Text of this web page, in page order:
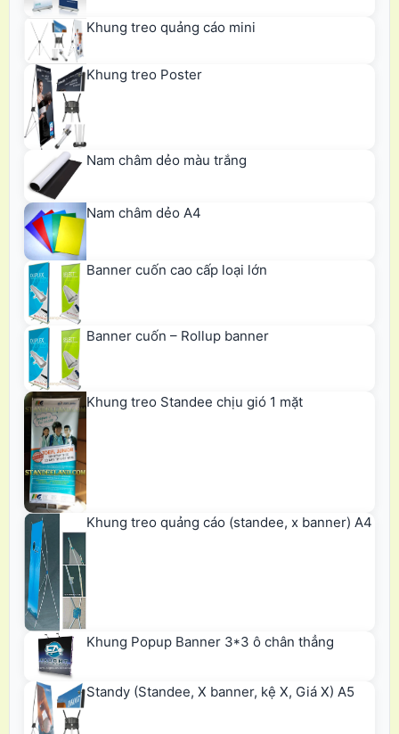
Khung treo quảng cáo mini
Khung treo Poster
Nam châm dẻo màu trắng
Nam châm dẻo A4
Banner cuốn cao cấp loại lớn
Banner cuốn – Rollup banner
Khung treo Standee chịu gió 1 mặt
Khung treo quảng cáo (standee, x banner) A4
Khung Popup Banner 3*3 ô chân thẳng
Standy (Standee, X banner, kệ X, Giá X) A5